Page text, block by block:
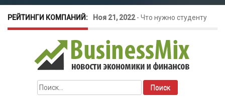
РЕЙТИНГИ КОМПАНИЙ: Ноя 21, 2022- Что нужно студенту
для открытия бизнеса?
Окт 26, 2022-Телефония для
amoCRM: лучшие инструменты для
Найти: